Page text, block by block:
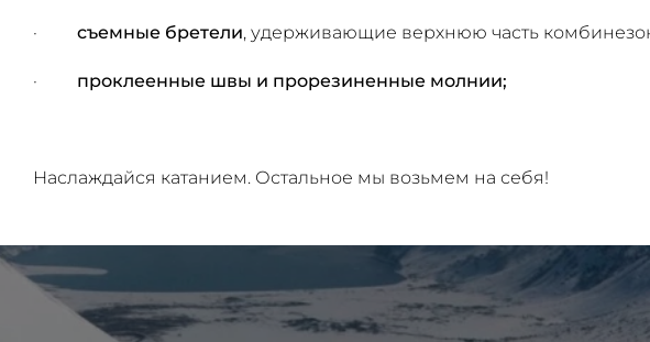
· съемные бретели, удерживающие верхнюю часть
· проклеенные швы и прорезиненные молнии;
Наслаждайся катанием. Остальное мы возьмем на себя!